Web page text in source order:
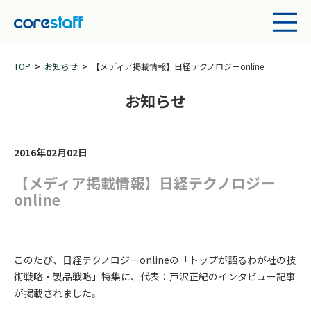
TOP お知らせ 【メディア掲載情報】日経テクノロジーonline
お知らせ
2016年02月02日
【メディア掲載情報】日経テクノロジー
online
このたび、日経テクノロジーonlineの「トップが語るわが社の技
術戦略・製品戦略」特集に、代表：戸沢正紀のインタビュー記事
が掲載されました。